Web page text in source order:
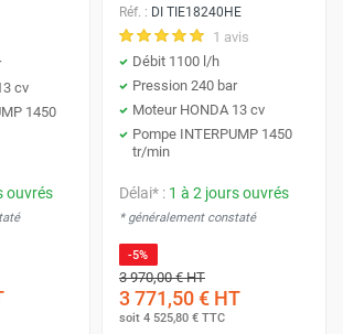
cv
1450
ouvrés
Réf. : DI TIE18240HE
1 avis
Débit 1100 l/h
Pression 240 bar
Moteur HONDA 13 cv
Pompe INTERPUMP 1450
tr/min
Délai* : 1 à 2 jours ouvrés
* généralement constaté
-5%
3 970,00 €HT
3 771,50 € HT
soit 4 525,80 € TTC